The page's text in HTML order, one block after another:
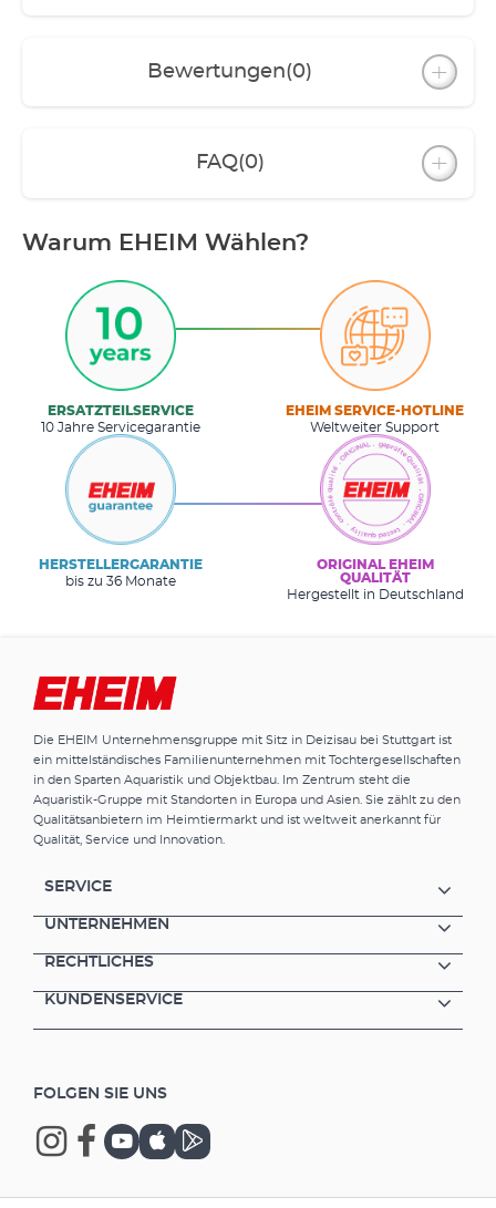
Bewertungen(0)
FAQ(0)
Warum EHEIM Wählen?
ERSATZTEILSERVICE
10 Jahre Servicegarantie
EHEIM SERVICE-HOTLINE
Weltweiter Support
HERSTELLERGARANTIE
bis zu 36 Monate
ORIGINAL EHEIM
QUALITÄT
Hergestellt in Deutschland
Die EHEIM Unternehmensgruppe mit Sitz in Deizisau bei Stuttgart ist
ein mittelständisches Familienunternehmen mit Tochtergesellschaften
in den Sparten Aquaristik und Objektbau. Im Zentrum steht die
Aquaristik-Gruppe mit Standorten in Europa und Asien. Sie zählt zu den
Qualitätsanbietern im Heimtiermarkt und ist weltweit anerkannt für
Qualität, Service und Innovation.
SERVICE
UNTERNEHMEN
RECHTLICHES
KUNDENSERVICE
FOLGEN SIE UNS